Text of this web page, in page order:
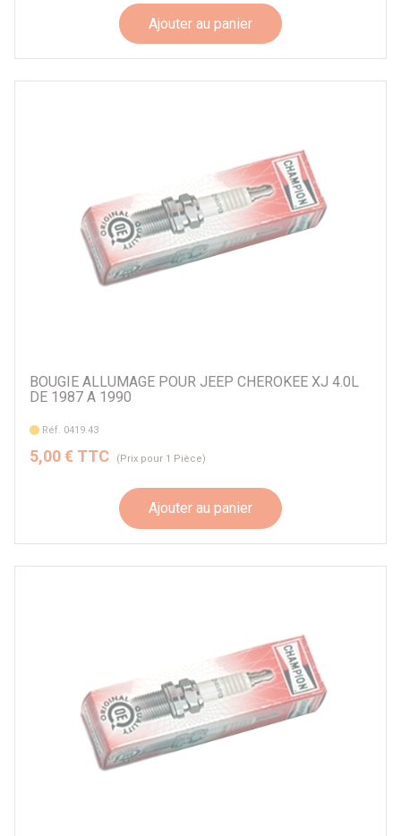
Ajouter au panier
BOUGIE ALLUMAGE POUR JEEP CHEROKEE XJ 4.0L
DE 1987 A 1990
Réf. 0419.43
5,00 € TTC (Prix pour 1 Pièce)
Ajouter au panier